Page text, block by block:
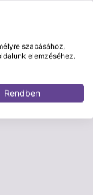
szabásához,
elemzéséhez.
Rendben